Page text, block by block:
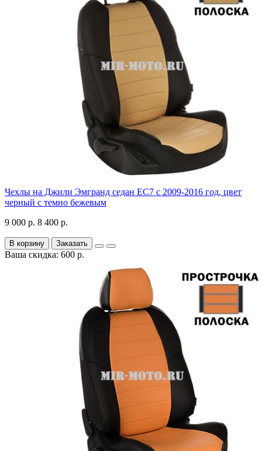
Чехлы на Джили Эмгранд седан ЕС7 с 2009-2016 год, цвет
черный с темно бежевым
9 000 р. 8 400 р.
В корзину Заказать
Ваша скидка: 600 р.